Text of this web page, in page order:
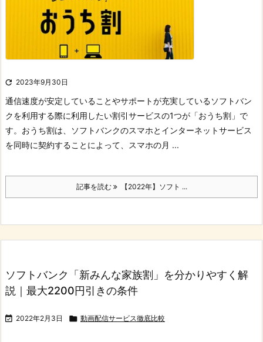
 2023年9月30日
通信速度が安定していることやサポートが充実しているソフトバン
クを利用する際に利用したい割引サービスの1つが「おうち割」で
す。 おうち割は、ソフトバンクのスマホとインターネットサービス
を同時に契約することによって、スマホの月 ...
記事を読む 【2022年】ソフト ...
ソフトバンク「新みんな家族割」を分かりやすく解
説｜最大2200円引きの条件
 2022年2月3日  動画配信サービス徹底比較